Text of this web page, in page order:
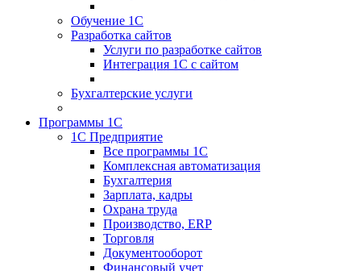
Обучение 1С
Разработка сайтов
Услуги по разработке сайтов
Интеграция 1С с сайтом
Бухгалтерские услуги
Программы 1С
1С Предприятие
Все программы 1С
Комплексная автоматизация
Бухгалтерия
Зарплата, кадры
Охрана труда
Производство, ERP
Торговля
Документооборот
Финансовый учет